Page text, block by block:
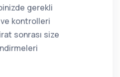
gerekli
kontrolleri
sonrası size